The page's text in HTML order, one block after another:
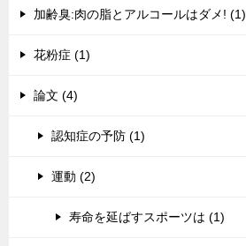
加齢臭:肉の脂とアルコールはダメ! (1)
花粉症 (1)
論文 (4)
認知症の予防 (1)
運動 (2)
寿命を延ばすスポーツは (1)